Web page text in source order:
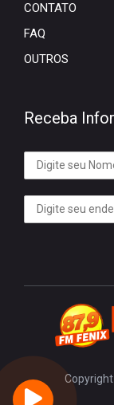
CONTATO
FAQ
OUTROS
Receba